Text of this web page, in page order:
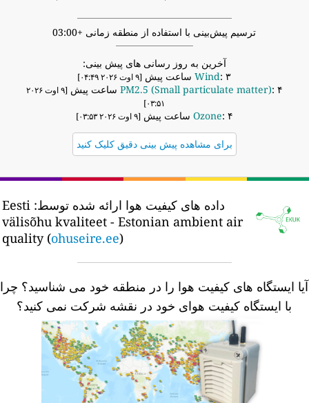
ترسیم پیش‌بینی با استفاده از منطقه زمانی +03:00
آخرین به روز رسانی های پیش بینی:
Wind : ۳ ساعت پیش [۹ اوت ۲۰۲۶ ۰۴:۴۹]
PM2.5 (Small particulate matter) : ۴ ساعت پیش
[۹ اوت ۲۰۲۶
۰۳:۵۱]
Ozone : ۴ ساعت پیش
برای مشاهده پیش بینی دقیق کلیک کنید
داده های کیفیت هوا ارائه شده توسط: Eesti
välisõhu kvaliteet - Estonian ambient air
quality (ohuseire.ee)
ایستگاه های کیفیت هوا را در منطقه خود می شناسید؟ چرا
با ایستگاه کیفیت هوای خود در نقشه شرکت نمی کنید؟